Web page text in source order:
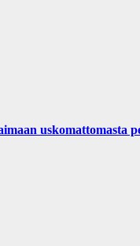
uskomattomasta